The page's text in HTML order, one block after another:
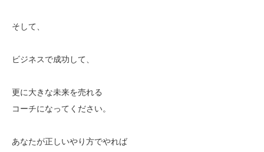
そして、
ビジネスで成功して、
更に大きな未来を売れる
コーチになってください。
あなたが正しいやり方でやれば